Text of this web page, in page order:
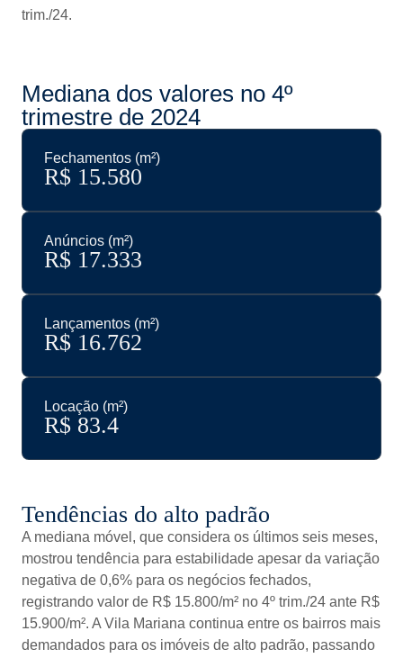
trim./24.
Mediana dos valores no 4º
trimestre de 2024
Fechamentos (m²)
R$ 15.580
Anúncios (m²)
R$ 17.333
Lançamentos (m²)
R$ 16.762
Locação (m²)
R$ 83.4
Tendências do alto padrão
A mediana móvel, que considera os últimos seis meses,
mostrou tendência para estabilidade apesar da variação
negativa de 0,6% para os negócios fechados,
registrando valor de R$ 15.800/m² no 4º trim./24 ante R$
15.900/m². A Vila Mariana continua entre os bairros mais
demandados para os imóveis de alto padrão, passando